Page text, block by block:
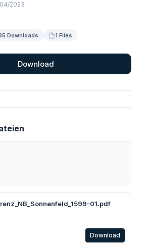
2023
Downloads 1 Files
Download
01.pdf
Download